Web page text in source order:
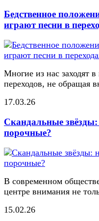
Бедственное
играют песни в
Многие из нас заходят
переходов, не обращая
17.03.26
Скандальные
порочные?
В современном
центре внимания не
15.02.26